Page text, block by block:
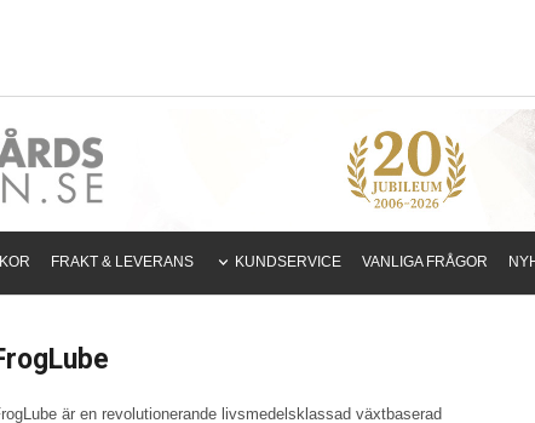
FRAKT & LEVERANS KUNDSERVICE VANLIGA FRÅGOR
är en revolutionerande livsmedelsklassad växtbaserad